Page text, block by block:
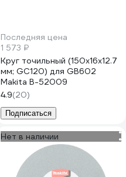
Последняя цена
1 573 ₽
Круг точильный (150х16х12.7
мм; GC120) для GB602
Makita B-52009
4.9(20)
Подписаться
Нет в наличии